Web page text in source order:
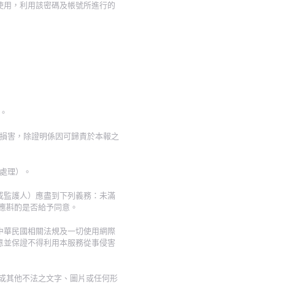
，利用該密碼及帳號所進行的
害，除證明係因可歸責於本報之
理）。
護人）應盡到下列義務：未滿
斟酌是否給予同意。
民國相關法規及一切使用網際
保證不得利用本服務從事侵害
其他不法之文字、圖片或任何形